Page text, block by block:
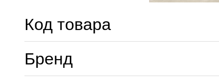
Код товара
Бренд